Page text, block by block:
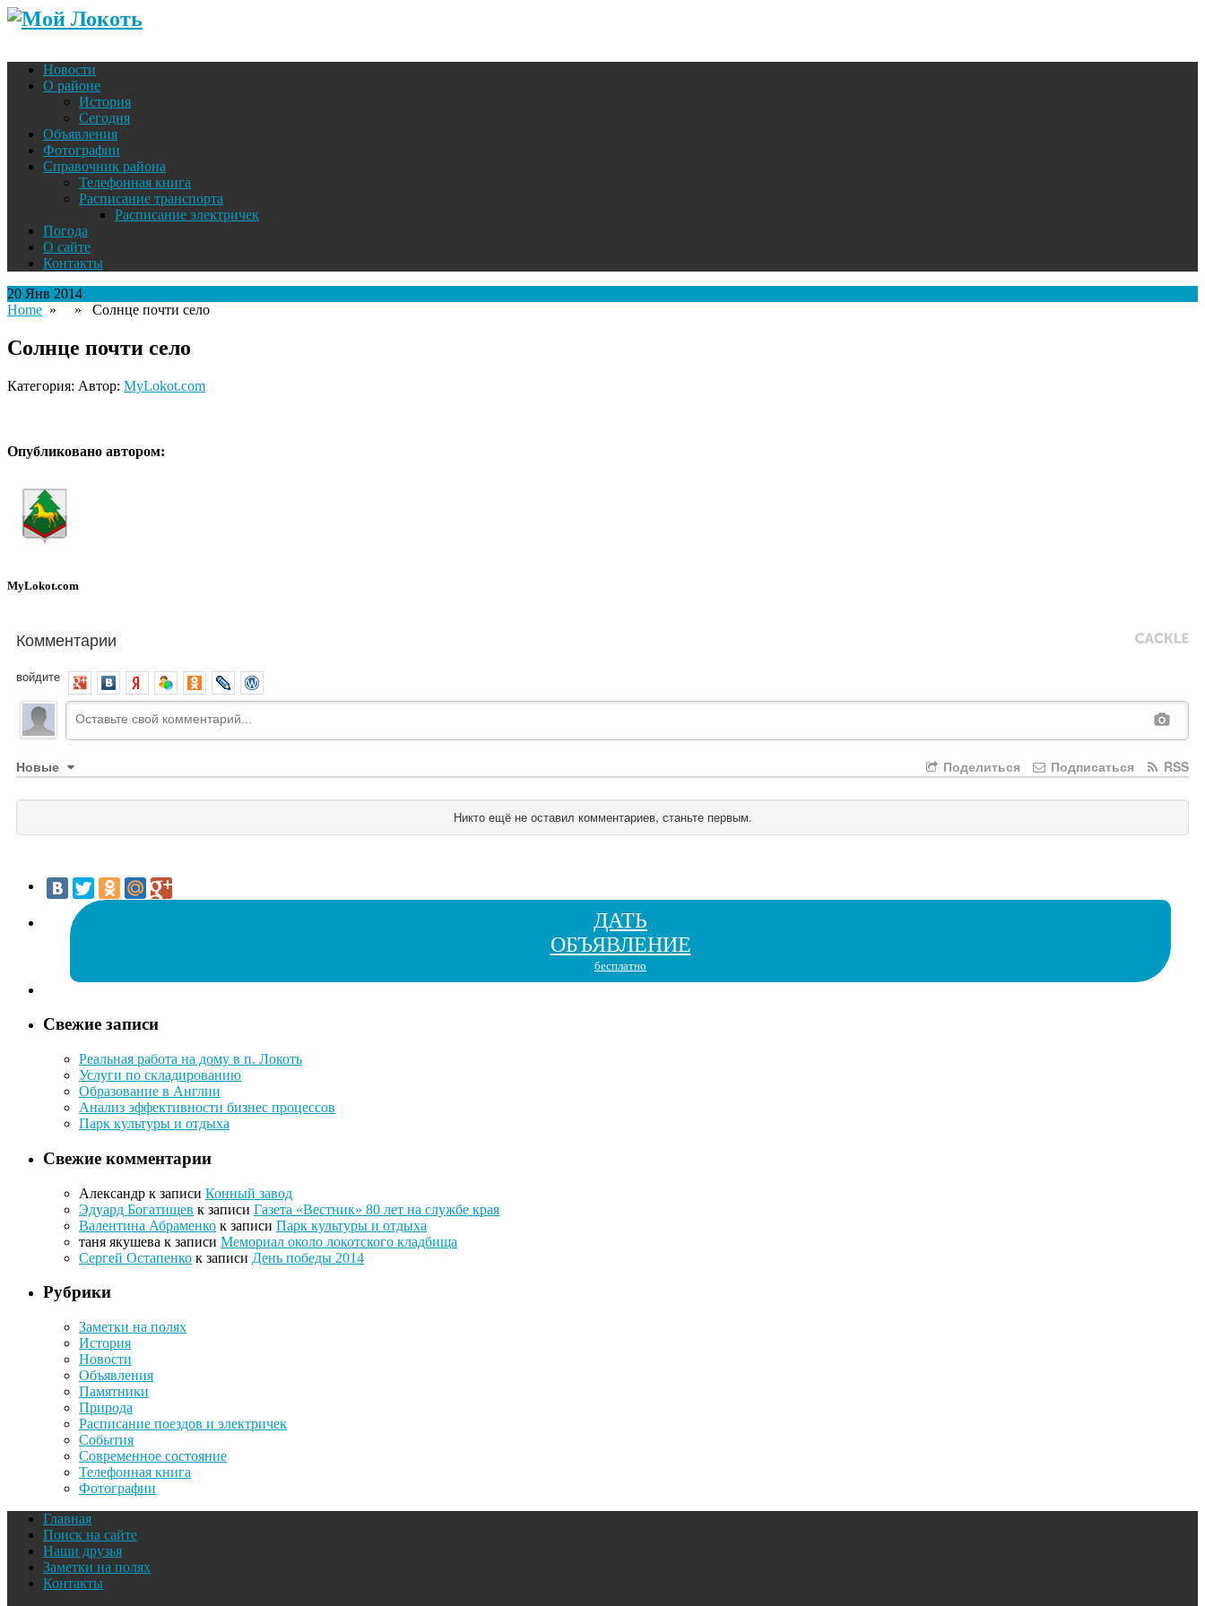
Новости
О районе
История
Сегодня
Объявления
Фотографии
Справочник района
Телефонная книга
Расписание транспорта
Расписание электричек
Погода
О сайте
Контакты
20 Янв 2014
Home » » Солнце почти село
Солнце почти село
Категория: Автор: MyLokot.com
Опубликовано автором:
MyLokot.com
Комментарии
войдите
Новые RSS
Подписаться
Поделиться
Никто ещё не оставил комментариев, станьте первым.
ДАТЬ
ОБЪЯВЛЕНИЕ
бесплатно
Свежие записи
Реальная работа на дому в п. Локоть
Услуги по складированию
Образование в Англии
Анализ эффективности бизнес процессов
Парк культуры и отдыха
Свежие комментарии
Александр к записи Конный завод
Эдуард Богатищев к записи Газета «Вестник» 80 лет на службе края
Валентина Абраменко к записи Парк культуры и отдыха
таня якушева к записи Мемориал около локотского кладбища
Сергей Остапенко к записи День победы 2014
Рубрики
Заметки на полях
История
Новости
Объявления
Памятники
Природа
Расписание поездов и электричек
События
Современное состояние
Телефонная книга
Фотографии
Главная
Поиск на сайте
Наши друзья
Заметки на полях
Контакты